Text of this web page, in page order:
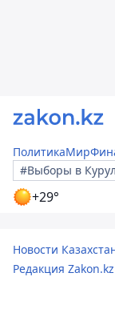
ПолитикаМир
#Выборы в
+29°
Новости
Редакция Zakon.kz